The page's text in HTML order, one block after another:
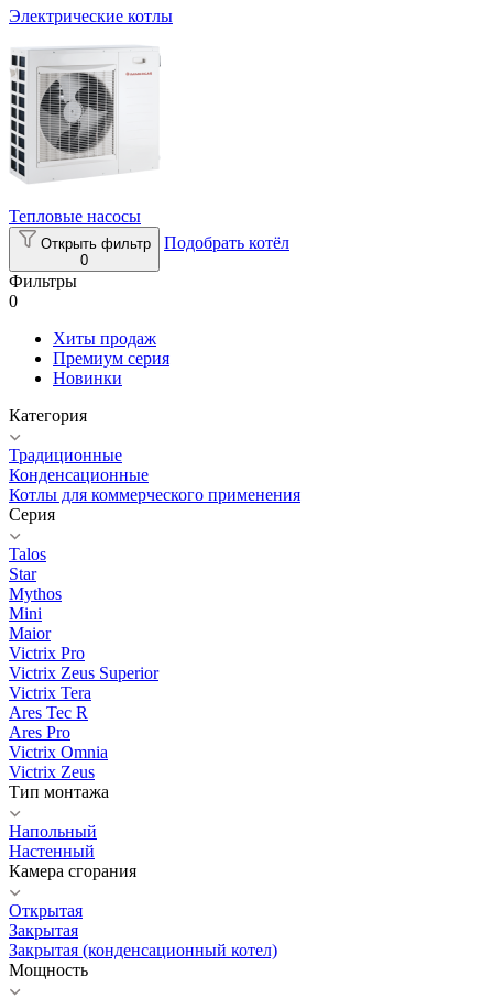
Электрические котлы
Тепловые насосы
Открыть фильтр
0
Подобрать котёл
Фильтры
0
Хиты продаж
Премиум серия
Новинки
Категория
Традиционные
Конденсационные
Котлы для коммерческого применения
Серия
Talos
Star
Mythos
Mini
Maior
Victrix Pro
Victrix Zeus Superior
Victrix Tera
Ares Tec R
Ares Pro
Victrix Omnia
Victrix Zeus
Тип монтажа
Напольный
Настенный
Камера сгорания
Открытая
Закрытая
Закрытая (конденсационный котел)
Мощность